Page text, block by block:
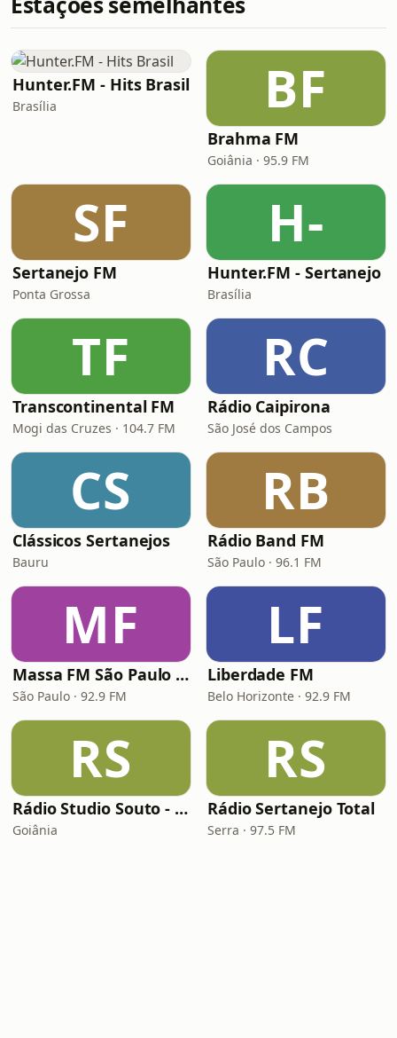
Hunter.FM - Hits Brasil
Brasília BF
Brahma FM
Goiânia · 95.9 FM
SF
Sertanejo FM
Ponta Grossa
H-
Hunter.FM - Sertanejo
Brasília
TF
Transcontinental FM
Mogi das Cruzes · 104.7 FM
RC
Rádio Caipirona
São José dos Campos
CS
Clássicos Sertanejos
Bauru
RB
Rádio Band FM
São Paulo · 96.1 FM
MF
Massa FM São Paulo 92.9
São Paulo · 92.9 FM
LF
Liberdade FM
Belo Horizonte · 92.9 FM
RS
Rádio Studio Souto - Sertaneja
Goiânia
RS
Rádio Sertanejo Total
Serra · 97.5 FM